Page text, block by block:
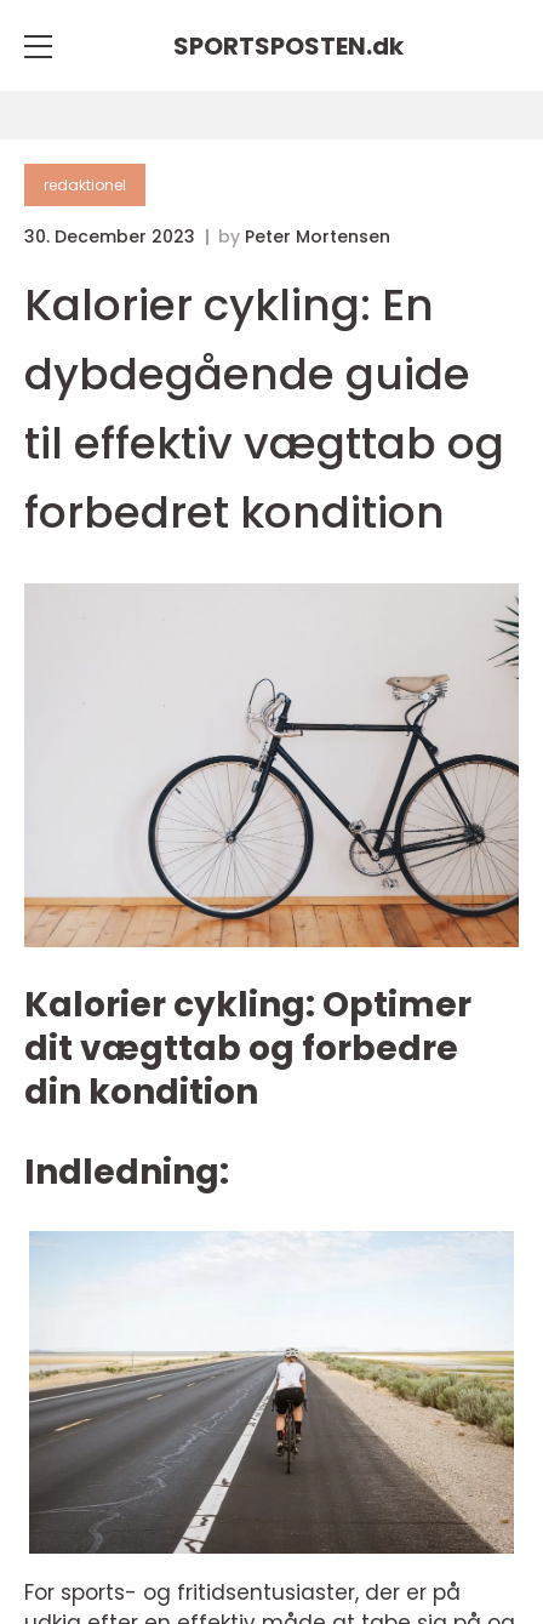
SPORTSPOSTEN.dk
redaktionel
30. December 2023 by Peter Mortensen
Kalorier cykling: En
dybdegående guide
til effektiv vægttab og
forbedret kondition
Kalorier cykling: Optimer
dit vægttab og forbedre
din kondition
Indledning:
For sports- og fritidsentusiaster, der er på